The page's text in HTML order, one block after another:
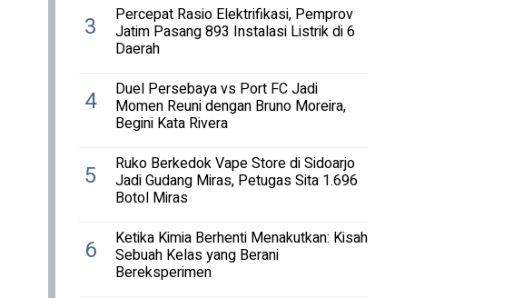
3 Percepat Rasio Elektrifikasi, Pemprov
Jatim Pasang 893 Instalasi Listrik di 6
Daerah
4 Duel Persebaya vs Port FC Jadi
Momen Reuni dengan Bruno Moreira,
Begini Kata Rivera
5 Ruko Berkedok Vape Store di Sidoarjo
Jadi Gudang Miras, Petugas Sita 1.696
Botol Miras
6 Ketika Kimia Berhenti Menakutkan: Kisah
Sebuah Kelas yang Berani
Bereksperimen